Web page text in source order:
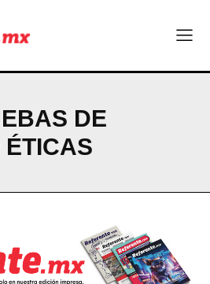
fortalecen espacios para el regreso
DE